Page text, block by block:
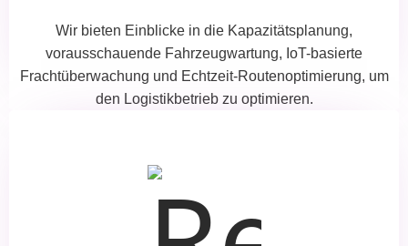
Wir bieten Einblicke in die Kapazitätsplanung,
vorausschauende Fahrzeugwartung, IoT-basierte
Frachtüberwachung und Echtzeit-Routenoptimierung, um
den Logistikbetrieb zu optimieren.